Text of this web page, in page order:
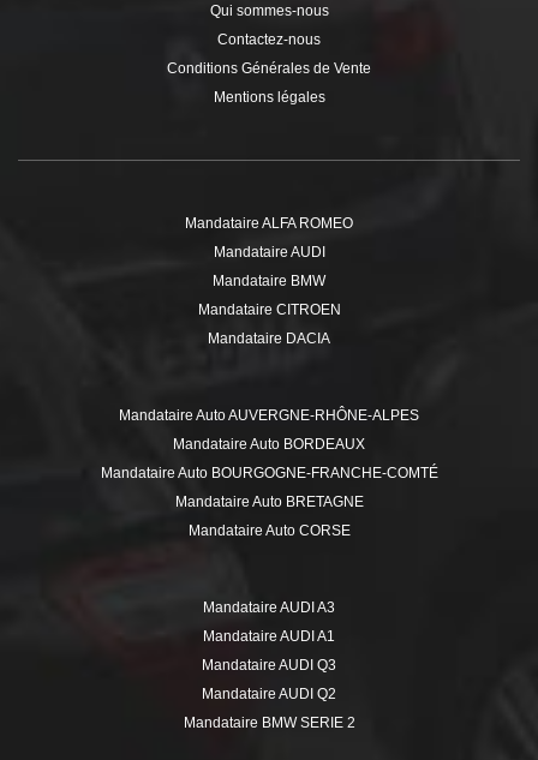
Qui sommes-nous
Contactez-nous
Conditions Générales de Vente
Mentions légales
Mandataire ALFA ROMEO
Mandataire AUDI
Mandataire BMW
Mandataire CITROEN
Mandataire DACIA
Mandataire FORD
Mandataire HYUNDAI
Mandataire ISUZU
Mandataire JEEP
Mandataire KIA
Mandataire Auto AUVERGNE-RHÔNE-ALPES
Mandataire Auto BORDEAUX
Mandataire Auto BOURGOGNE-FRANCHE-COMTÉ
Mandataire Auto BRETAGNE
Mandataire Auto CORSE
Mandataire Auto HAUTS-DE-FRANCE
Mandataire Auto ÎLE-DE-FRANCE
Mandataire Auto ISÈRE
Mandataire Auto LILLE
Mandataire Auto LOIRE
Mandataire AUDI A3
Mandataire AUDI A1
Mandataire AUDI Q3
Mandataire AUDI Q2
Mandataire BMW SERIE 2